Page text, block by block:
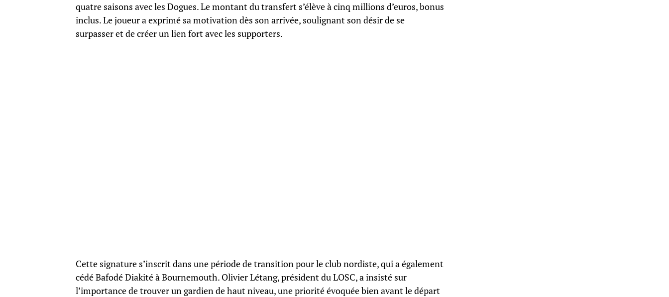
quatre saisons avec les Dogues. Le montant du transfert s’élève à cinq millions d’euros, bonus
inclus. Le joueur a exprimé sa motivation dès son arrivée, soulignant son désir de se
surpasser et de créer un lien fort avec les supporters.
Cette signature s’inscrit dans une période de transition pour le club nordiste, qui a également
cédé Bafodé Diakité à Bournemouth. Olivier Létang, président du LOSC, a insisté sur
l’importance de trouver un gardien de haut niveau, une priorité évoquée bien avant le départ